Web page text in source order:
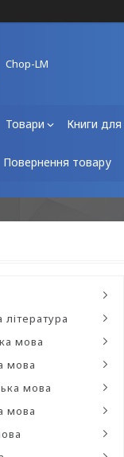
Chop-LM
Товари Книги
Повернення товару
література
мова
мова
мова
мова